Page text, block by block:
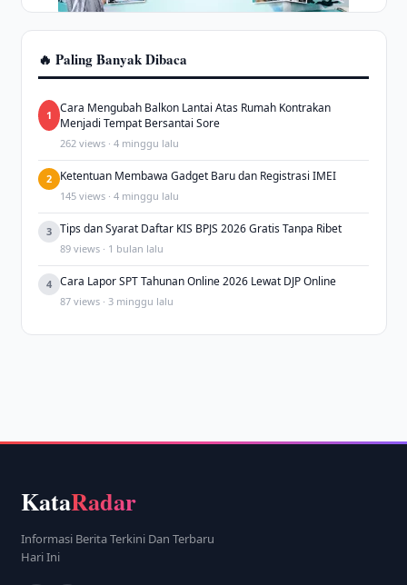
🔥 Paling Banyak Dibaca
1
Cara Mengubah Balkon Lantai Atas Rumah Kontrakan
Menjadi Tempat Bersantai Sore
262 views · 4 minggu lalu
2 Ketentuan Membawa Gadget Baru dan Registrasi IMEI
145 views · 4 minggu lalu
3 Tips dan Syarat Daftar KIS BPJS 2026 Gratis Tanpa Ribet
89 views · 1 bulan lalu
4 Cara Lapor SPT Tahunan Online 2026 Lewat DJP Online
87 views · 3 minggu lalu
KataRadar
Informasi Berita Terkini Dan Terbaru
Hari Ini